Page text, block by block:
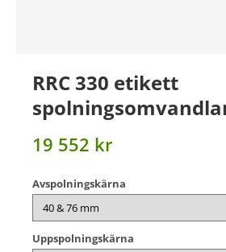
RRC 330 etikett
19 552 kr
Avspolningskärna
Uppspolningskärna